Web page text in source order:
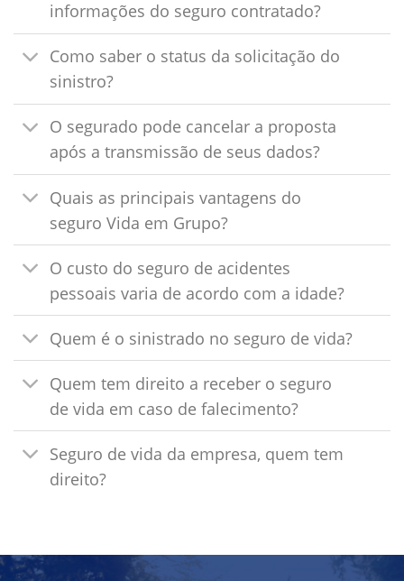
informações do seguro contratado?
Como saber o status da solicitação do
sinistro?
O segurado pode cancelar a proposta
após a transmissão de seus dados?
Quais as principais vantagens do
seguro Vida em Grupo?
O custo do seguro de acidentes
pessoais varia de acordo com a idade?
Quem é o sinistrado no seguro de vida?
Quem tem direito a receber o seguro
de vida em caso de falecimento?
Seguro de vida da empresa, quem tem
direito?